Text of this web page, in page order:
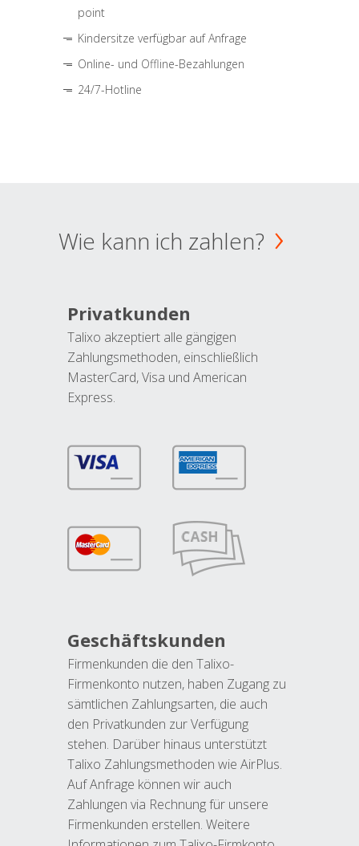
point
Kindersitze verfügbar auf Anfrage
Online- und Offline-Bezahlungen
24/7-Hotline
Wie kann ich zahlen?
Privatkunden
Talixo akzeptiert alle gängigen
Zahlungsmethoden, einschließlich
MasterCard, Visa und American
Express.
Geschäftskunden
Firmenkunden die den Talixo-
Firmenkonto nutzen, haben Zugang zu
sämtlichen Zahlungsarten, die auch
den Privatkunden zur Verfügung
stehen. Darüber hinaus unterstützt
Talixo Zahlungsmethoden wie AirPlus.
Auf Anfrage können wir auch
Zahlungen via Rechnung für unsere
Firmenkunden erstellen. Weitere